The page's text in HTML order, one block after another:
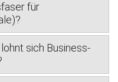
für
sich Business-